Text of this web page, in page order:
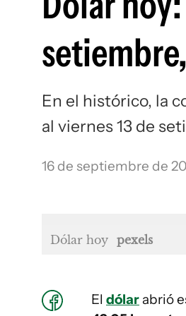
En el histórico, la
al viernes 13 de
16 de septiembre de
Dólar hoy pexels
El dólar abrió